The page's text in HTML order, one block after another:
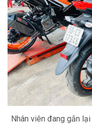
Nhân viên đang gắn